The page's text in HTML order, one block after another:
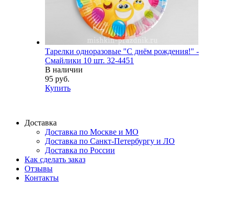
Тарелки одноразовые "С днём рождения!" -
Смайлики 10 шт. 32-4451
В наличии
95 руб.
Купить
Доставка
Доставка по Москве и МО
Доставка по Санкт-Петербургу и ЛО
Доставка по России
Как сделать заказ
Отзывы
Контакты